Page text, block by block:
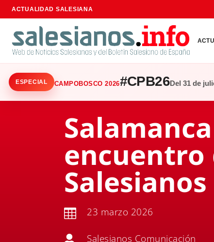
ACTUALIDAD SALESIANA
ESPECIAL CAMPOBOSCO 2026#CPB26Del 31 de
encuentro
Salesianos
 23 marzo 2026
Salesianos Comunicación